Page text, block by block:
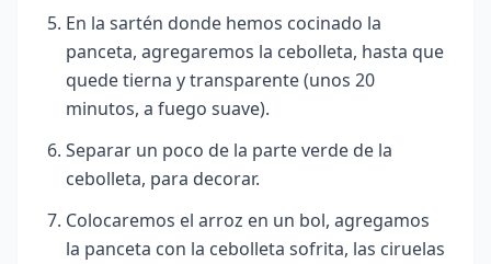
En la sartén donde hemos cocinado la
panceta, agregaremos la cebolleta, hasta que
quede tierna y transparente (unos 20
minutos, a fuego suave).
Separar un poco de la parte verde de la
cebolleta, para decorar.
Colocaremos el arroz en un bol, agregamos
la panceta con la cebolleta sofrita, las ciruelas